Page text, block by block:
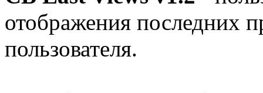
отображения последних
пользователя.